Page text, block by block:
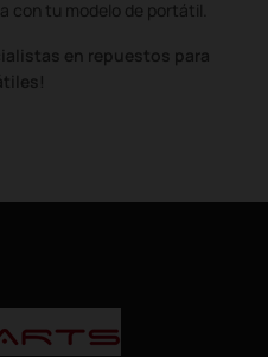
con tu modelo de portátil.
en repuestos para